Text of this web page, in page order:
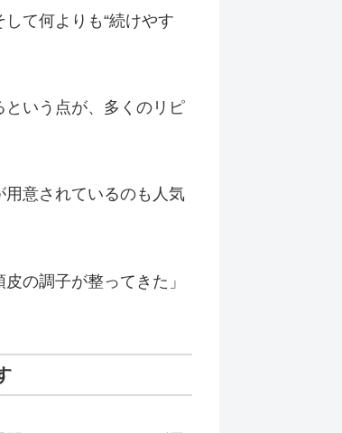
て何よりも“続けやす
いう点が、多くのリピ
意されているのも人気
の調子が整ってきた」